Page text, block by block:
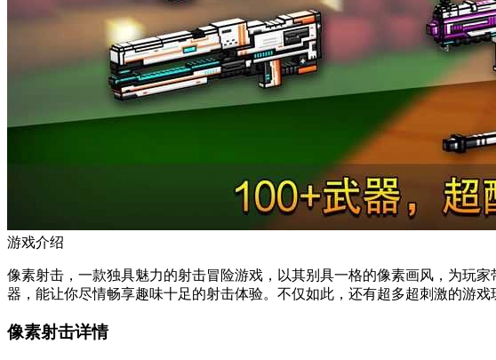
游戏介绍
像素射击，一款独具魅力的射击冒险游戏，以其别具一格的像素画风，为玩
器，能让你尽情畅享趣味十足的射击体验。不仅如此，还有超多超刺激的游
像素射击详情